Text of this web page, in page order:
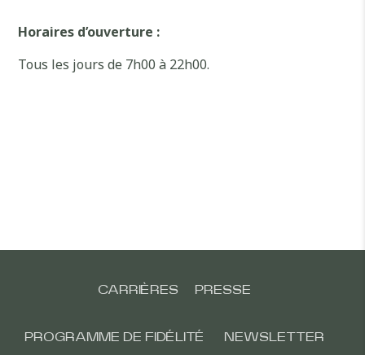
Horaires d’ouverture :
Tous les jours de 7h00 à 22h00.
CARRIÈRES PRESSE
PROGRAMME DE FIDÉLITÉ NEWSLETTER